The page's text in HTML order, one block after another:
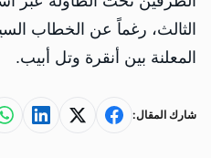
الثالث، رغماً عن الخطاب
المعلنة بين أنقرة وتل أبيب.
شارك المقال: